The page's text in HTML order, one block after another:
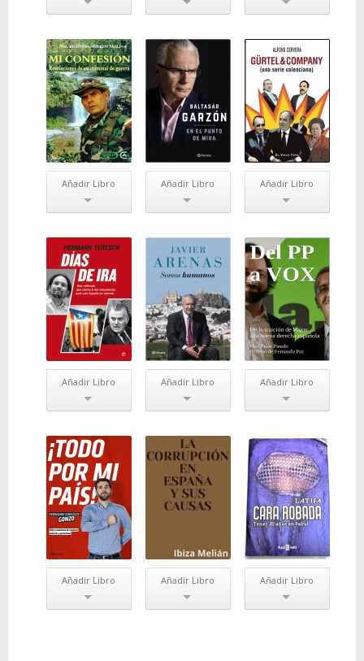
Añadir Libro Añadir Libro Añadir Libro
Añadir Libro Añadir Libro Añadir Libro
Añadir Libro Añadir Libro Añadir Libro